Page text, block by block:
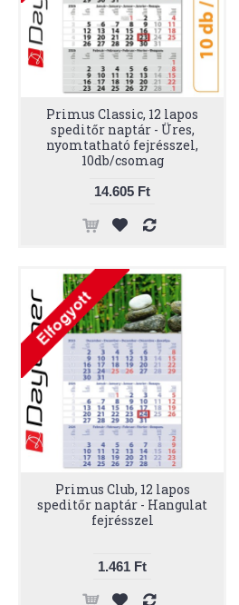
Primus Classic, 12 lapos
speditőr naptár - Üres,
nyomtatható fejrésszel,
10db/csomag
14.605 Ft
Primus Club, 12 lapos
speditőr naptár - Hangulat
fejrésszel
1.461 Ft